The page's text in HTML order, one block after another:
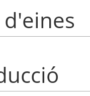
d'eines